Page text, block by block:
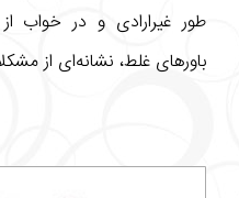
طور غیرارادی و در خواب
باورهای غلط، نشانه‌ای از